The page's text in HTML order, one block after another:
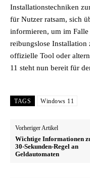
Installationstechniken
für Nutzer ratsam, sich
informieren, um im Falle
reibungslose Installation
offizielle Tool oder
11 steht nun bereit für
TAGS Windows 11
Vorheriger Artikel
Wichtige Informationen
30-Sekunden-Regel an
Geldautomaten